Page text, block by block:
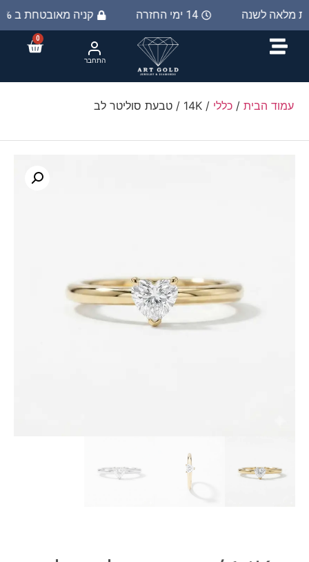
קניה מאובטחת ב 100% 14 ימי החזרה מלאה לשנה
0
התחבר
עמוד הבית / כללי / 14K / טבעת סוליטר לב